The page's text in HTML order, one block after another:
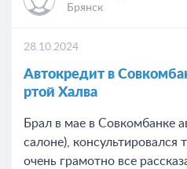
Брянск
28.10.2024
Автокредит в
ртой Халва
Брал в мае в Совкомбанке
салоне), консультировался
очень грамотно все